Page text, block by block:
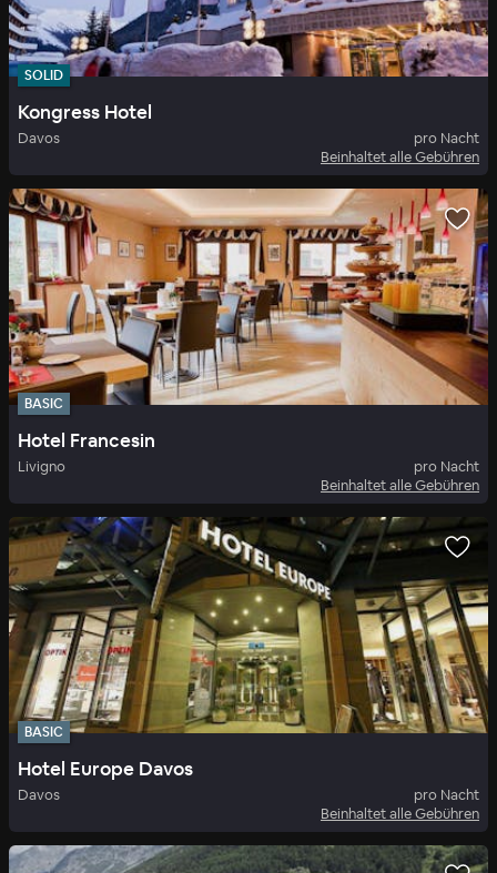
SOLID
Kongress Hotel
Davos
pro Nacht
Beinhaltet alle Gebühren
BASIC
Hotel Francesin
Livigno
pro Nacht
Beinhaltet alle Gebühren
BASIC
Hotel Europe Davos
Davos
pro Nacht
Beinhaltet alle Gebühren